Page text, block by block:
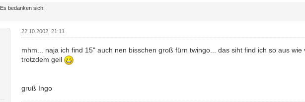
Es bedanken sich:
22.10.2002, 21:11
mhm... naja ich find 15" auch nen bisschen groß fürn twingo... das siht find ich so aus
trotzdem geil
gruß Ingo